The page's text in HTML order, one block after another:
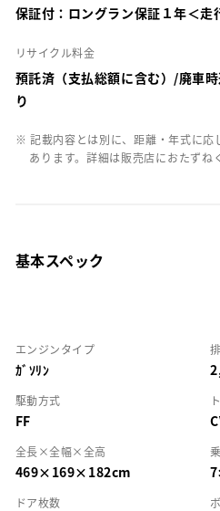
保証付：ロングラン保証１年＜走
リサイクル料金
預託済（支払総額に含む）/廃車
り
※ 記載内容とは別に、距離・年式に応
あります。詳細は販売店におたずね
基本スペック
エンジンタイプ
ｶﾞｿﾘﾝ
駆動方式
FF
全長×全幅×全高
469×169×182cm
ドア枚数